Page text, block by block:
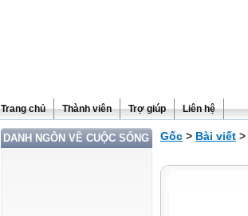
Trang chủ Thành viên Trợ giúp Liên hệ
DANH NGÔN VỀ CUỘC SỐNG Gốc > Bài viết >